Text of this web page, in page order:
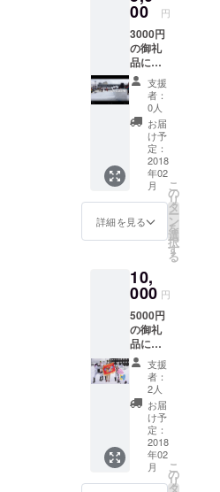
あります。
このような
現状を全国
に知っても
らうと同時
に、高齢化
に伴い増加
する除雪困
難地域を救
済すべく、
には重労働
ルールを策
定し、多数
の参加者が
チーム戦で
除雪量を競
い合うス
ポーツ雪か
きを考案し
ました。こ
の競技はす
でに、全国
的に知られ
の）
00 円
3000円
の御礼
品に加
え、記
録映像
にお名
前を掲
載 （映
像は第
３回大
会のも
の）
支援
者：
0人
お届
け予
定：
2018
年02
月
詳細を見る
こ
の
リ
タ
ー
ン
を
選
択
す
る
10,
000 円
5000円
の御礼
品に加
え、ゲ
ストハ
ウス一
泊宿付
き第5回
国際ス
ポーツ
雪かき
選手権
参加チ
支援
者：
2人
お届
け予
定：
2018
年02
月
こ
の
リ
タ